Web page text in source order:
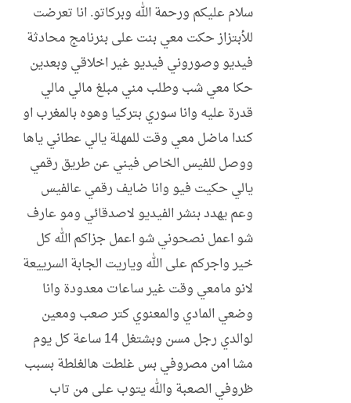
سلام عليكم ورحمة الله وبركاتو. انا تعرضت
للأبتزاز حكت معي بنت على بنرنامج محادثة
فيديو وصوروني فيديو غير اخلاقي وبعدين
حكا معي شب وطلب مني مبلغ مالي مالي
قدرة عليه وانا سوري بتركيا وهوه بالمغرب او
كندا ماضل معي وقت للمهلة يالي عطاني ياها
ووصل للفيس الخاص فيني عن طريق رقمي
يالي حكيت فيو وانا ضايف رقمي عالفيس
وعم يهدد بنشر الفيديو لاصدقائي ومو عارف
شو اعمل نصحوني شو اعمل جزاكم الله كل
خير واجركم على الله وياريت الجابة السرييعة
لانو مامعي وقت غير ساعات معدودة وانا
وضعي المادي والمعنوي كتر صعب ومعين
لوالدي رجل مسن وبشتغل 14 ساعة كل يوم
مشا امن مصروفي بس غلطت هالغلطة بسبب
ظروفي الصعبة والله يتوب على من تاب